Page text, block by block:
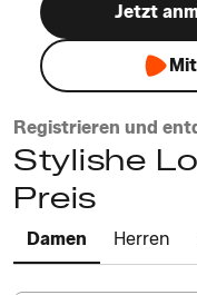
Jetzt
Registrieren und
Stylishe
Preis
Damen Herren